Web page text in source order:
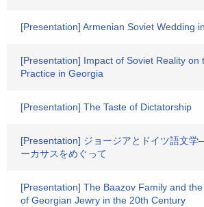
[Presentation] Armenian Soviet Wedding
[Presentation] Impact of Soviet Reality on
Practice in Georgia
[Presentation] The Taste of Dictatorship
[Presentation] ジョージアとドイツ語文学
ーカサスをめぐって
[Presentation] The Baazov Family and
of Georgian Jewry in the 20th Century